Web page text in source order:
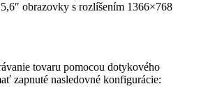
obrazovky s rozlíšením 1366×768
tovaru pomocou dotykového
zapnuté nasledovné konfigurácie: